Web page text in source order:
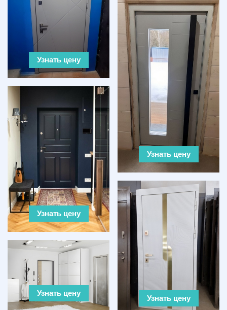
Узнать цену
Узнать цену
Узнать цену
Узнать цену
Узнать цену